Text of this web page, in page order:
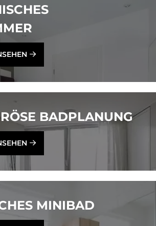
BAD­PLA­NUNG
MI­NI­BAD